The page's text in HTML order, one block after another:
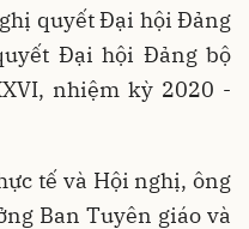
quyết Đại hội Đảng
Đại hội Đảng bộ
nhiệm kỳ 2020 -
tế và Hội nghị, ông
Ban Tuyên giáo và